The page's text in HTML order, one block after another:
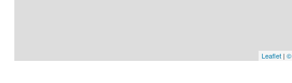
Leaflet | ©